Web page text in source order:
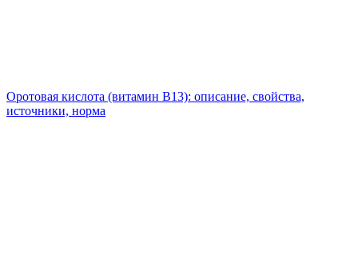
Оротовая кислота (витамин B13): описание, свойства,
источники, норма